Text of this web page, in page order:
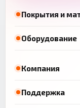
Покрытия и
Оборудование
Компания
Поддержка